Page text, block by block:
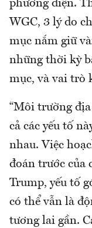
phương diện.
WGC, 3 lý do
mục nắm giữ
những thời kỳ
mục, và vai trò
“Môi trường
cả các yếu tố
nhau. Việc
đoán trước của
Trump, yếu tố
có thể vẫn là
tương lai gần.